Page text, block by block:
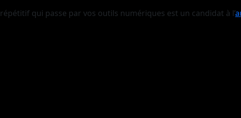
répétitif qui passe par vos outils numériques est un candidat à l’